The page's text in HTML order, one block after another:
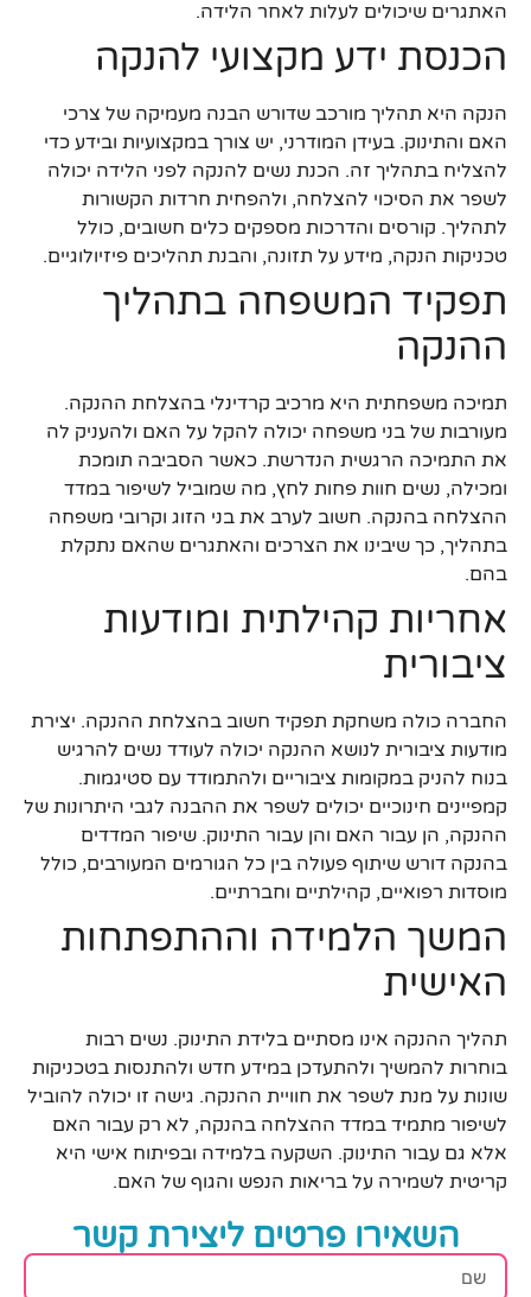
האתגרים שיכולים לעלות לאחר הלידה.
הכנסת ידע מקצועי להנקה
הנקה היא תהליך מורכב שדורש הבנה מעמיקה של צרכי
האם והתינוק. בעידן המודרני, יש צורך במקצועיות ובידע כדי
להצליח בתהליך זה. הכנת נשים להנקה לפני הלידה יכולה
לשפר את הסיכוי להצלחה, ולהפחית חרדות הקשורות
לתהליך. קורסים והדרכות מספקים כלים חשובים, כולל
טכניקות הנקה, מידע על תזונה, והבנת תהליכים פיזיולוגיים.
תפקיד המשפחה בתהליך
ההנקה
תמיכה משפחתית היא מרכיב קרדינלי בהצלחת ההנקה.
מעורבות של בני משפחה יכולה להקל על האם ולהעניק לה
את התמיכה הרגשית הנדרשת. כאשר הסביבה תומכת
ומכילה, נשים חוות פחות לחץ, מה שמוביל לשיפור במדד
ההצלחה בהנקה. חשוב לערב את בני הזוג וקרובי משפחה
בתהליך, כך שיבינו את הצרכים והאתגרים שהאם נתקלת
בהם.
אחריות קהילתית ומודעות
ציבורית
החברה כולה משחקת תפקיד חשוב בהצלחת ההנקה. יצירת
מודעות ציבורית לנושא ההנקה יכולה לעודד נשים להרגיש
בנוח להניק במקומות ציבוריים ולהתמודד עם סטיגמות.
קמפיינים חינוכיים יכולים לשפר את ההבנה לגבי היתרונות של
ההנקה, הן עבור האם והן עבור התינוק. שיפור המדדים
בהנקה דורש שיתוף פעולה בין כל הגורמים המעורבים, כולל
מוסדות רפואיים, קהילתיים וחברתיים.
המשך הלמידה וההתפתחות
האישית
תהליך ההנקה אינו מסתיים בלידת התינוק. נשים רבות
בוחרות להמשיך ולהתעדכן במידע חדש ולהתנסות בטכניקות
שונות על מנת לשפר את חוויית ההנקה. גישה זו יכולה להוביל
לשיפור מתמיד במדד ההצלחה בהנקה, לא רק עבור האם
אלא גם עבור התינוק. השקעה בלמידה ובפיתוח אישי היא
קריטית לשמירה על בריאות הנפש והגוף של האם.
השאירו פרטים ליצירת קשר